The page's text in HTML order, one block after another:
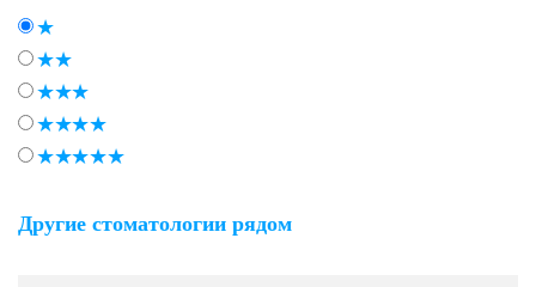
Другие стоматологии рядом